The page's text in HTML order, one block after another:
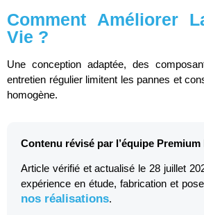
Comment Améliorer
Vie ?
Une conception adaptée, des
entretien régulier limitent les pannes et
homogène.
Contenu révisé par l’équipe Premium
Article vérifié et actualisé le 28 juillet
expérience en étude, fabrication et pose
nos réalisations.